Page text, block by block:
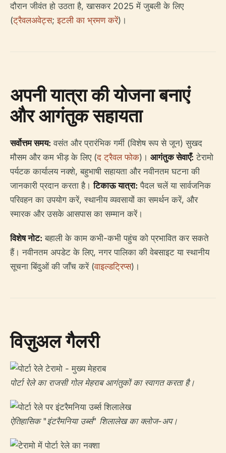
दौरान जीवंत हो उठता है, खासकर 2025 में जुबली के लिए
(ट्रैवलअवेट्स;इटली का भ्रमण करें)।
अपनी यात्रा की योजना बनाएं
और आगंतुक सहायता
सर्वोत्तम समय: वसंत और प्रारंभिक गर्मी (विशेष रूप से जून) सुखद
मौसम और कम भीड़ के लिए (द ट्रैवल फोक)। आगंतुक सेवाएँ: टेरामो
पर्यटक कार्यालय नक्शे, बहुभाषी सहायता और नवीनतम घटना की
जानकारी प्रदान करता है।टिकाऊ यात्रा: पैदल चलें या सार्वजनिक
परिवहन का उपयोग करें, स्थानीय व्यवसायों का समर्थन करें, और
स्मारक और उसके आसपास का सम्मान करें।
विशेष नोट: बहाली के काम कभी-कभी पहुंच को प्रभावित कर सकते
हैं। नवीनतम अपडेट के लिए, नगर पालिका की वेबसाइट या स्थानीय
सूचना बिंदुओं की जाँच करें (वाइल्डट्रिप्स)।
विज़ुअल गैलरी
पोर्टा रेले का राजसी गोल मेहराब आगंतुकों का स्वागत करता है।
ऐतिहासिक "इंटरैमनिया उर्ब्स" शिलालेख का क्लोज-अप।